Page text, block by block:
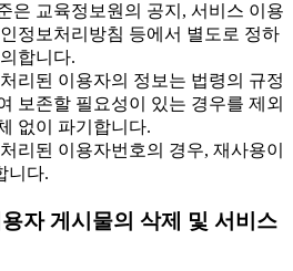
은 교육정보원의 공지, 서비스 이용
정보처리방침 등에서 별도로 정하
합니다.
리된 이용자의 정보는 법령의 규정
보존할 필요성이 있는 경우를 제외
없이 파기합니다.
리된 이용자번호의 경우, 재사용이
니다.
자 게시물의 삭제 및 서비스